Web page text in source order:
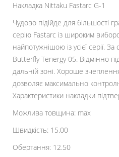
Накладка Nittaku Fastarc G-1
Чудово підійде для більшості
серію Fastarc із широким
найпотужнішою із усієї серії.
Butterfly Tenergy 05. Відмінно
дальній зоні. Хороше
дозволяє максимально
Характеристики накладки
Можлива товщина: max
Швидкість: 15.00
Обертання: 12.50